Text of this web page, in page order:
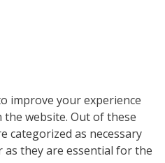
improve your experience
website. Out of these
categorized as necessary
they are essential for the